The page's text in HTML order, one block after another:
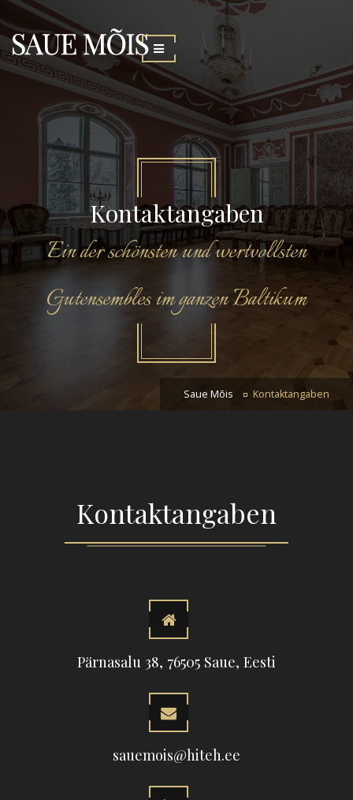
Kontaktangaben
Ein der schönsten und wertvollsten
Gutensembles im ganzen Baltikum
Saue Mõis Kontaktangaben
Kontaktangaben
Pärnasalu 38, 76505 Saue, Eesti
sauemois@hiteh.ee